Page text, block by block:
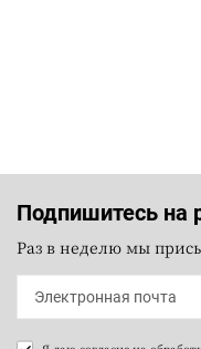
Подпишитесь на
Раз в неделю мы